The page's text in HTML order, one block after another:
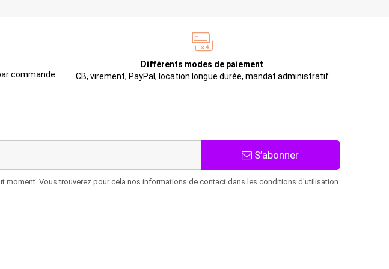
commande
Différents modes de paiement
CB, virement, PayPal, location longue durée, mandat administratif
S’abonner
moment. Vous trouverez pour cela nos informations de contact dans les conditions d'utilisation